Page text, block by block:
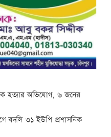
হত্যার অভিযোগ, ৬ জনের
বদলি ৩১ ইউপি প্রশাসনিক